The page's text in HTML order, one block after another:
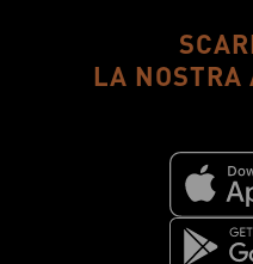
LA NOSTRA